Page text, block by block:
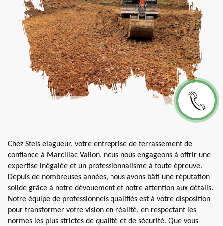
Chez Steis elagueur, votre entreprise de terrassement de
confiance à Marcillac Vallon, nous nous engageons à offrir une
expertise inégalée et un professionnalisme à toute épreuve.
Depuis de nombreuses années, nous avons bâti une réputation
solide grâce à notre dévouement et notre attention aux détails.
Notre équipe de professionnels qualifiés est à votre disposition
pour transformer votre vision en réalité, en respectant les
normes les plus strictes de qualité et de sécurité. Que vous